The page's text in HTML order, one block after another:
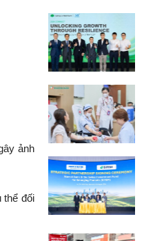
ảnh
thể đối